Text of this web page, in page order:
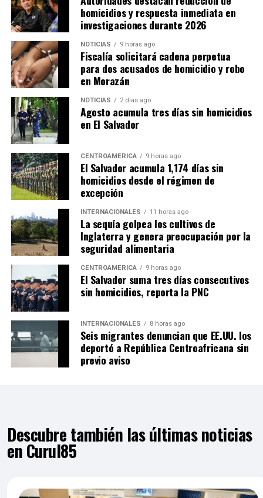
cerca de cinco puntos porcentuales en la capacidad
recaudatoria durante los últimos 15 años representaría
pérdidas cercanas a 4,500 millones de dólares anuales
para las finanzas públicas.
homicidios y respuesta inmediata en
investigaciones durante 2026
NOTICIAS 9 horas ago
Fiscalía solicitará cadena perpetua
para dos acusados de homicidio y robo
en Morazán
NOTICIAS 2 días ago
Agosto acumula tres días sin homicidios
en El Salvador
CENTROAMÉRICA 9 horas ago
El Salvador acumula 1,174 días sin
homicidios desde el régimen de
excepción
INTERNACIONALES 11 horas ago
La sequía golpea los cultivos de
Inglaterra y genera preocupación por la
seguridad alimentaria
CENTROAMÉRICA 9 horas ago
El Salvador suma tres días consecutivos
sin homicidios, reporta la PNC
INTERNACIONALES 8 horas ago
Seis migrantes denuncian que EE.UU. los
deportó a República Centroafricana sin
previo aviso
Descubre también las últimas noticias
en Curul85